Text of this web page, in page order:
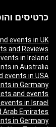
כרטיסים
events in UK
and Reviews
in Ireland
in Australia
events in USA
in Germany
and events
in Israel
Arab Emirates
in Germany